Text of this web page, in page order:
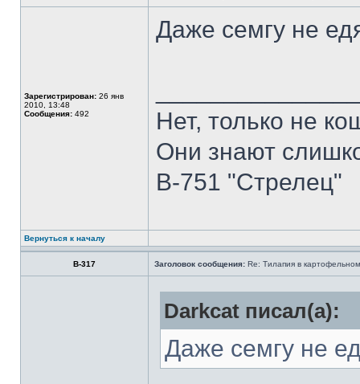
Зарегистрирован: 26 янв
2010, 13:48
Сообщения: 492
Даже семгу не
Нет, только не
Они знают
В-751 "Стрелец"
Вернуться к началу
В-317 Заголовок сообщения: Re: Тилапия в
Darkcat писал(а):
Даже семгу не